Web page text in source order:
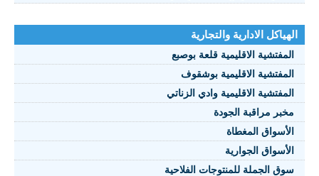
الهياكل الادارية والتجارية
المفتشية الاقليمية قلعة بوصبع
المفتشية الاقليمية بوشقوف
المفتشية الاقليمية وادي الزناتي
مخبر مراقبة الجودة
الأسواق المغطاة
الأسواق الجوارية
سوق الجملة للمنتوجات الفلاحية